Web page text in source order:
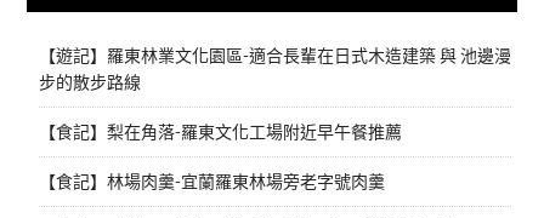
【遊記】羅東林業文化園區-適合長輩在日式木造建築 與 池邊漫
步的散步路線
【食記】梨在角落-羅東文化工場附近早午餐推薦
【食記】林場肉羹-宜蘭羅東林場旁老字號肉羹